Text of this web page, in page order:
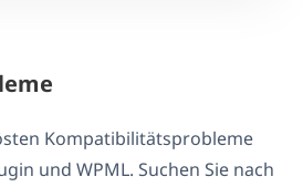
Kompatibilitätsprobleme
und WPML. Suchen Sie nach